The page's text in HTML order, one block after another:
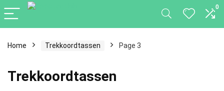
0
Home Trekkoordtassen Page 3
Trekkoordtassen